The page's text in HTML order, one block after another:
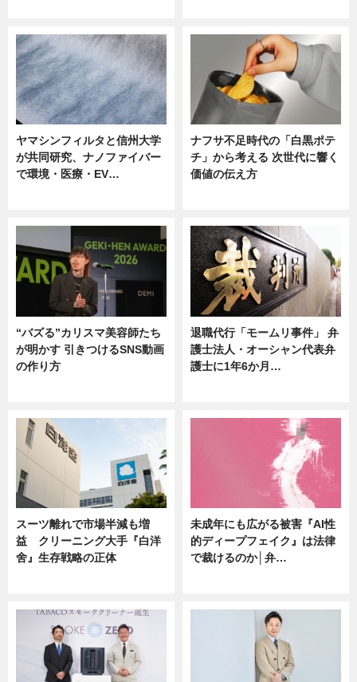
ヤマシンフィルタと信州大学
が共同研究、ナノファイバー
で環境・医療・EV…
ナフサ不足時代の「白黒ポテ
チ」から考える 次世代に響く
価値の伝え方
“バズる”カリスマ美容師たち
が明かす 引きつけるSNS動画
の作り方
退職代行「モームリ事件」 弁
護士法人・オーシャン代表弁
護士に1年6か月…
スーツ離れで市場半減も増
益 クリーニング大手『白洋
舍』生存戦略の正体
未成年にも広がる被害『AI性
的ディープフェイク』は法律
で裁けるのか│弁…